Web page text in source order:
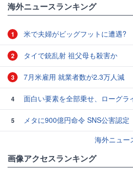
海外ニュースランキング
1 米で夫婦がビッグフットに遭遇?
2 タイで銃乱射 祖父母も殺害か
3 7月米雇用 就業者数が2.3万人減
4 面白い要素を全部乗せ、ローグライク×デッキ構築×パー
5
メタに900億円命令 SNS公害認定
海外ニュー
画像アクセスランキング